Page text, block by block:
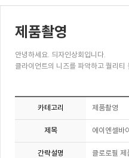
제품촬영
안녕하세요. 듸자인상회입니다.
클라이언트의 니즈를 파악하고 퀄리티
카테고리 제품촬영
제목 에이엔셀바
간략설명 클로로필 제